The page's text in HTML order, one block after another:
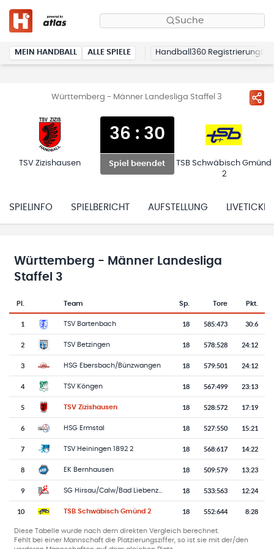
Suche
MEIN HANDBALL ALLE SPIELE Handball360 Registrierung
Württemberg - Männer Landesliga Staffel 3
TSV Zizishausen
36 : 30
Spiel beendet
TSB Schwäbisch Gmünd
2
SPIELINFO SPIELBERICHT AUFSTELLUNG LIVETICKER
Württemberg - Männer Landesliga
Staffel 3
Pl.
Team-Logo
Team Sp. Tore Pkt.
1 TSV Bartenbach 18 585:473 30:6
2 TSV Betzingen 18 578:528 24:12
3 HSG Ebersbach/Bünzwangen 18 579:501 24:12
4 TSV Köngen 18 567:499 23:13
5 TSV Zizishausen 18 528:572 17:19
6 HSG Ermstal 18 527:550 15:21
7 TSV Heiningen 1892 2 18 568:617 14:22
8 EK Bernhausen 18 509:579 13:23
9 18 533:563 12:24
10 TSB Schwäbisch Gmünd 2 18 552:644 8:28
Diese Tabelle wurde nach dem direkten Vergleich berechnet.
Fehlt bei einer Mannschaft die Platzierungsziffer, so ist sie mit der/den